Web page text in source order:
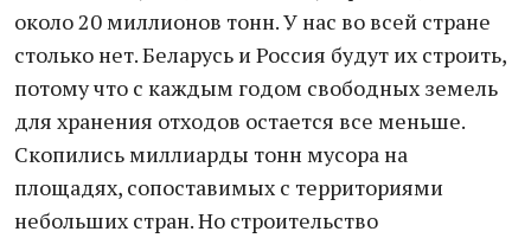
около 20 миллионов тонн. У нас во всей стране
столько нет. Беларусь и Россия будут их строить,
потому что с каждым годом свободных земель
для хранения отходов остается все меньше.
Скопились миллиарды тонн мусора на
площадях, сопоставимых с территориями
небольших стран. Но строительство